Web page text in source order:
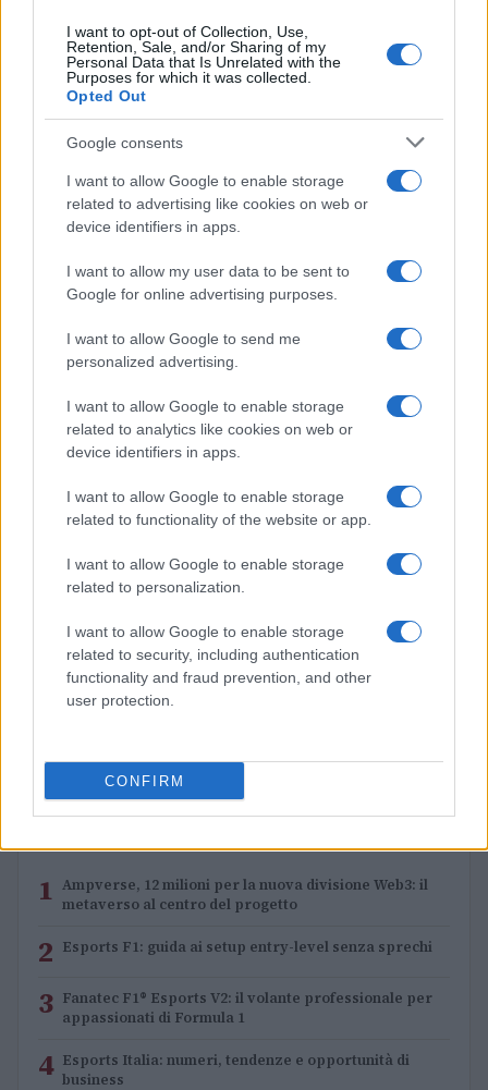
I want to opt-out of Collection, Use,
Retention, Sale, and/or Sharing of my
Personal Data that Is Unrelated with the
Purposes for which it was collected.
Opted Out
Google consents
I want to allow Google to enable storage
related to advertising like cookies on web or
device identifiers in apps.
I want to allow my user data to be sent to
Google for online advertising purposes.
I want to allow Google to send me
personalized advertising.
I want to allow Google to enable storage
related to analytics like cookies on web or
device identifiers in apps.
I want to allow Google to enable storage
related to functionality of the website or app.
I want to allow Google to enable storage
related to personalization.
I want to allow Google to enable storage
related to security, including authentication
functionality and fraud prevention, and other
user protection.
CONFIRM
Mobile Legends, Street Fighter 6 e Call of Duty:
Warzone: i vincitori della quarta settimana
ESPORTS
MidSeason Champions 2026: i team coreani
Francesca Lombardi · 6 Ago 2026
Scommesse Esports: Tutto su Cybershoke Esports e
1 Ampverse, 12 milioni per la nuova divisione Web3: il
metaverso al centro del progetto
2 Esports F1: guida ai setup entry-level senza sprechi
3 Fanatec F1® Esports V2: il volante professionale per
appassionati di Formula 1
4 Esports Italia: numeri, tendenze e opportunità di
business